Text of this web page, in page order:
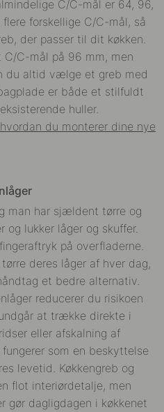
C/C-mål er 64, 96,
forskellige C/C-mål, så
der passer til dit køkken.
C/C-mål på 96 mm, men
du altid vælge et greb med
er både et stilfuldt
huller.
hvordan du monterer dine nye
man har sjældent tørre og
lukker låger og skuffer.
på overfladerne.
deres låger af hver dag,
et bedre alternativ.
reducerer du risikoen
at trække direkte i
eller afskalning af
som en beskyttelse
levetid. Køkkengreb og
flot interiørdetalje, men
gør dagligdagen i køkkenet